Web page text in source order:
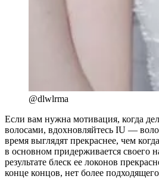
@dlwlrma
Если вам нужна мотивация, когда
волосами, вдохновляйтесь IU —
время выглядят прекраснее, чем
в основном придерживается своего
результате блеск ее локонов
конце концов, нет более